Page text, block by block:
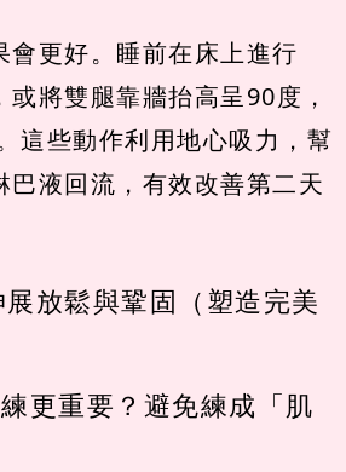
會更好。睡前在床上進行
或將雙腿靠牆抬高呈90度，
這些動作利用地心吸力，幫
巴液回流，有效改善第二天
放鬆與鞏固（塑造完美
更重要？避免練成「肌